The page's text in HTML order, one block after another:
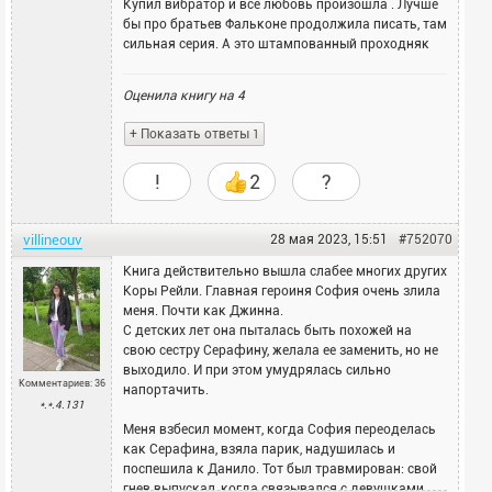
Купил вибратор и все любовь произошла . Лучше
бы про братьев Фальконе продолжила писать, там
сильная серия. А это штампованный проходняк
Оценила книгу на 4
+ Показать ответы 1
! 2 ?
villineouv #752070
28 мая 2023, 15:51
Комментариев: 36
*.*.4.131
Книга действительно вышла слабее многих других
Коры Рейли. Главная героиня София очень злила
меня. Почти как Джинна.
С детских лет она пыталась быть похожей на
свою сестру Серафину, желала ее заменить, но не
выходило. И при этом умудрялась сильно
напортачить.
Меня взбесил момент, когда София переоделась
как Серафина, взяла парик, надушилась и
поспешила к Данило. Тот был травмирован: свой
гнев выпускал, когда связывался с девушками,